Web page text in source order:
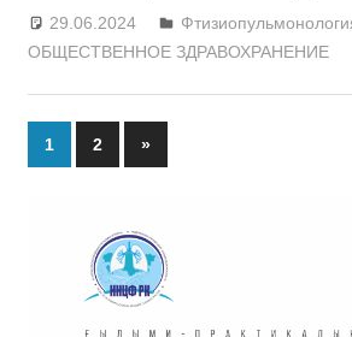
29.06.2024 admin
ОБЩЕСТВЕННОЕ ЗДРАВОХРАНЕНИЕ
Posts
1 2
Next
Posts
»